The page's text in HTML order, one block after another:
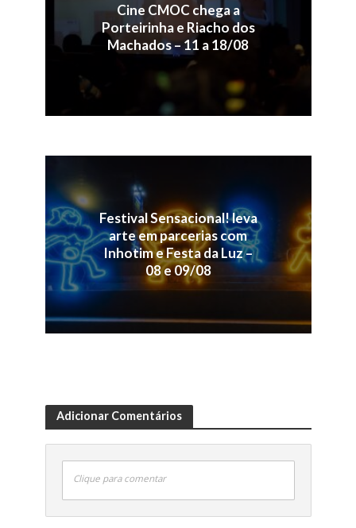
Cine CMOC chega a
Porteirinha e Riacho dos
Machados – 11 a 18/08
Festival Sensacional! leva
arte em parcerias com
Inhotim e Festa da Luz –
08 e 09/08
Adicionar Comentários
Clique para comentar